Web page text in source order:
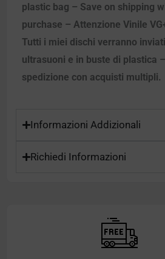
plastic bag – Save on shipping
purchase – Attenzione Vinile
Tutti i miei dischi verranno
ultrasuoni e in buste di plastica
spedizione con acquisti multipli.
Informazioni Addizionali
Richiedi Informazioni